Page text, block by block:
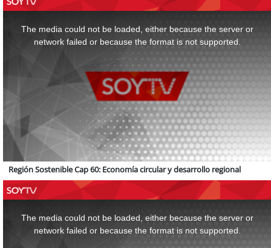
The media could not be loaded, either because the server or
network failed or because the format is not supported.
Región Sostenible Cap 60: Economía circular y desarrollo regional
The media could not be loaded, either because the server or
network failed or because the format is not supported.